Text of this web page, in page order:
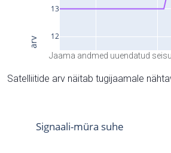
Jaama andmed uuendatud
Satelliitide arv näitab tugijaamale